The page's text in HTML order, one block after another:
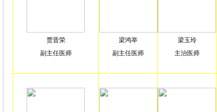
贾晋荣
副主任医师
梁鸿举
副主任医师
梁玉玲
主治医师